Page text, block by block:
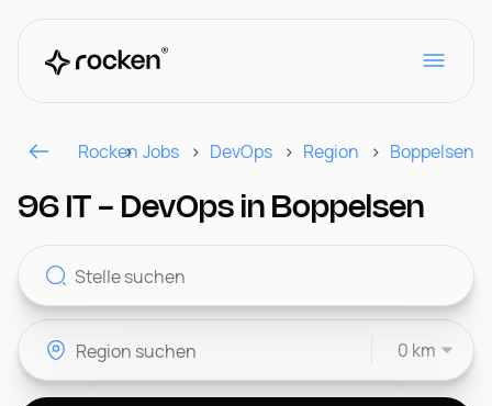
Für Arbeitgeber
Rocken Jobs DevOps Region Boppelsen
96 IT - DevOps in Boppelsen
0 km